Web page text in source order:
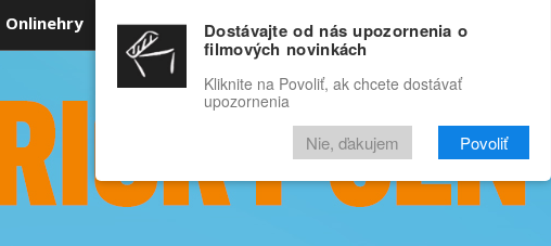
Onlinehry Rozprávky Funny Docu
RECENZIE VIDEÁ FILMY
Dostávajte od nás upozornenia o
filmových novinkách
Kliknite na Povoliť, ak chcete dostávať
upozornenia
Nie, ďakujem Povoliť